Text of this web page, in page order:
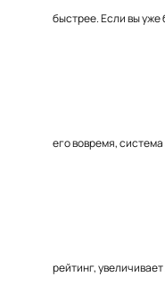
быстрее. Если вы
его вовремя,
рейтинг,